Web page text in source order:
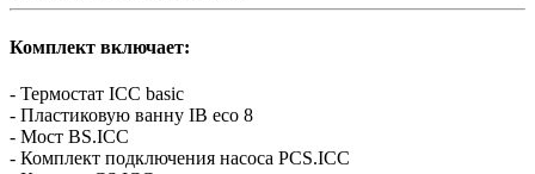
Комплект включает:
- Термостат ICC basic
- Пластиковую ванну IB eco 8
- Мост BS.ICC
- Комплект подключения насоса PCS.ICC